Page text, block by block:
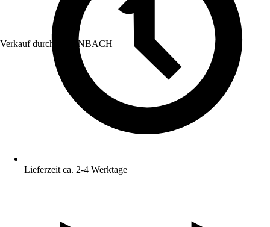
Verkauf durch: HORNBACH
Lieferzeit ca. 2-4 Werktage